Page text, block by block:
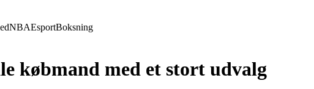
NBAEsportBoksning
købmand med et stort udvalg